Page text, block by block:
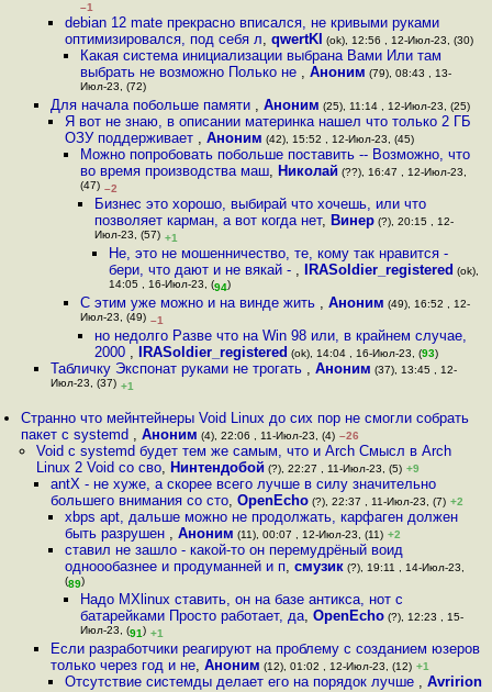
–1
debian 12 mate прекрасно вписался, не кривыми руками
оптимизировался, под себя л,qwertKI (ok), 12:56 , 12-Июл-23, (30)
Какая система инициализации выбрана Вами Или там
выбрать не возможно Полько не , Аноним (79), 08:43 , 13-
Июл-23, (72)
Для начала побольше памяти , Аноним (25), 11:14 , 12-Июл-23, (25)
Я вот не знаю, в описании материнка нашел что только 2 ГБ
ОЗУ поддерживает ,Аноним (42), 15:52 , 12-Июл-23, (45)
Можно попробовать побольше поставить -- Возможно, что
во время производства маш, Николай (??), 16:47 , 12-Июл-23,
(47) –2
Бизнес это хорошо, выбирай что хочешь, или что
позволяет карман, а вот когда нет, Винер(?), 20:15 , 12-
Июл-23, (57) +1
Не, это не мошенничество, те, кому так нравится -
бери, что дают и не вякай - , IRASoldier_registered (ok),
14:05 , 16-Июл-23, (94)
С этим уже можно и на винде жить , Аноним (49), 16:52 , 12-
Июл-23, (49) –1
но недолго Разве что на Win 98 или, в крайнем случае,
2000 , IRASoldier_registered (ok), 14:04 , 16-Июл-23, (93)
Табличку Экспонат руками не трогать , Аноним (37), 13:45 , 12-
Июл-23, (37) +1
Странно что мейнтейнеры Void Linux до сих пор не смогли собрать
пакет с systemd ,Аноним (4), 22:06 , 11-Июл-23, (4) –26
Void с systemd будет тем же самым, что и Arch Смысл в Arch
Linux 2 Void со сво, Нинтендобой (?), 22:27 , 11-Июл-23, (5) +9
antX - не хуже, а скорее всего лучше в силу значительно
большего внимания со сто, OpenEcho(?), 22:37 , 11-Июл-23, (7) +2
xbps apt, дальше можно не продолжать, карфаген должен
быть разрушен ,Аноним (11), 00:07 , 12-Июл-23, (11) +2
ставил не зашло - какой-то он перемудрёный воид
одноообазнее и продуманней и п,смузик (?), 19:11 , 14-Июл-23,
(89)
Надо МХlinux ставить, он на базе антикса, нот с
батарейками Просто работает, да, OpenEcho(?), 12:23 , 15-
Июл-23, (91) +1
Если разработчики реагируют на проблему с созданием юзеров
только через год и не, Аноним (12), 01:02 , 12-Июл-23, (12) +1
Отсутствие системды делает его на порядок лучше ,Avririon